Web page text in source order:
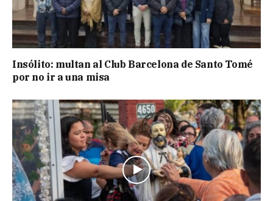
Insólito: multan al Club Barcelona de Santo Tomé
por no ir a una misa